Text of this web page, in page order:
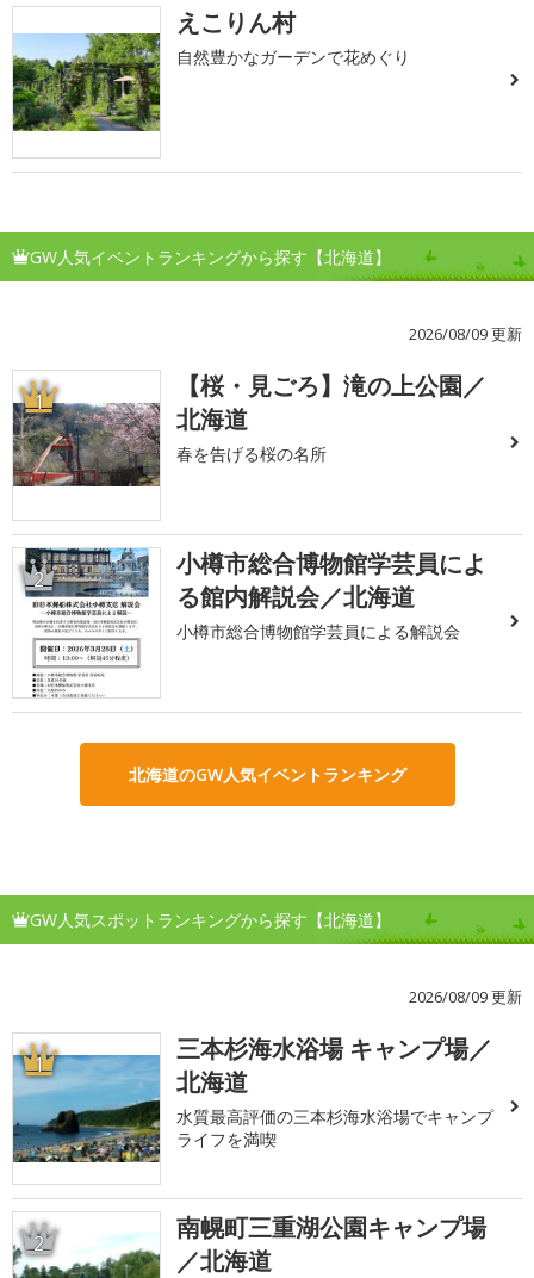
えこりん村
自然豊かなガーデンで花めぐり
GW人気イベントランキングから探す【北海道】
2026/08/09 更新
1
【桜・見ごろ】滝の上公園／
北海道
春を告げる桜の名所
2
小樽市総合博物館学芸員によ
る館内解説会／北海道
小樽市総合博物館学芸員による解説会
北海道のGW人気イベントランキング
GW人気スポットランキングから探す【北海道】
2026/08/09 更新
1
三本杉海水浴場 キャンプ場／
北海道
水質最高評価の三本杉海水浴場でキャンプ
ライフを満喫
2
南幌町三重湖公園キャンプ場
／北海道